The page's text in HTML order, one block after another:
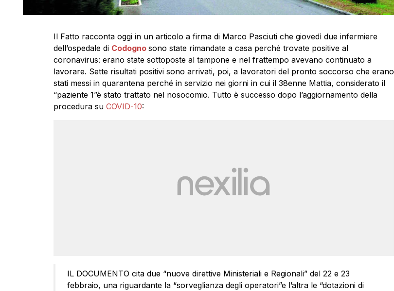
Il Fatto racconta oggi in un articolo a firma di Marco Pasciuti che giovedì due infermiere
dell’ospedale di Codogno sono state rimandate a casa perché trovate positive al
coronavirus: erano state sottoposte al tampone e nel frattempo avevano continuato a
lavorare. Sette risultati positivi sono arrivati, poi, a lavoratori del pronto soccorso che erano
stati messi in quarantena perché in servizio nei giorni in cui il 38enne Mattia, considerato il
“paziente 1”è stato trattato nel nosocomio. Tutto è successo dopo l’aggiornamento della
procedura su COVID-10:
IL DOCUMENTO cita due “nuove direttive Ministeriali e Regionali” del 22 e 23
febbraio, una riguardante la “sorveglianza degli operatori”e l’altra le “dotazioni di